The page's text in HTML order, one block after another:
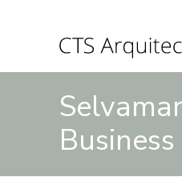
Selvamar